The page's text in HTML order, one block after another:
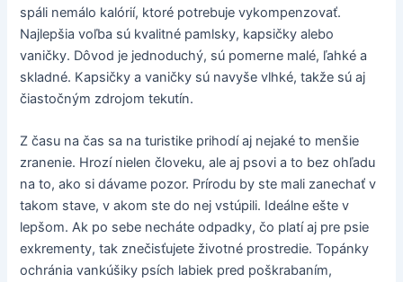
spáli nemálo kalórií, ktoré potrebuje vykompenzovať.
Najlepšia voľba sú kvalitné pamlsky, kapsičky alebo
vaničky. Dôvod je jednoduchý, sú pomerne malé, ľahké a
skladné. Kapsičky a vaničky sú navyše vlhké, takže sú aj
čiastočným zdrojom tekutín.
Z času na čas sa na turistike prihodí aj nejaké to menšie
zranenie. Hrozí nielen človeku, ale aj psovi a to bez ohľadu
na to, ako si dávame pozor. Prírodu by ste mali zanechať v
takom stave, v akom ste do nej vstúpili. Ideálne ešte v
lepšom. Ak po sebe necháte odpadky, čo platí aj pre psie
exkrementy, tak znečisťujete životné prostredie. Topánky
ochránia vankúšiky psích labiek pred poškrabaním,